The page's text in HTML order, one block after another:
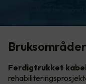
Ferdigtrukket